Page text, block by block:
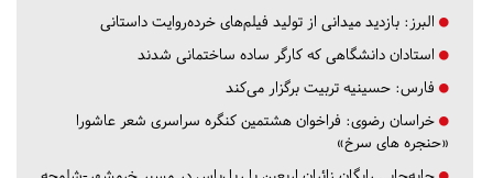
البرز: بازدید میدانی از تولید فیلم‌های خرده‌روایت داستانی
استادان دانشگاهی که کارگر ساده ساختمانی شدند
فارس: حسینیه تربیت برگزار می‌کند
خراسان رضوی: فراخوان هشتمین کنگره سراسری شعر عاشورا
«حنجره های سرخ»